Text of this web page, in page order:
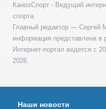
КаноэСпорт - Ведущий
спорта.
Главный редактор — Сергей
информация представлена в
Интернет-портал ведется с
2026.
Наши новости